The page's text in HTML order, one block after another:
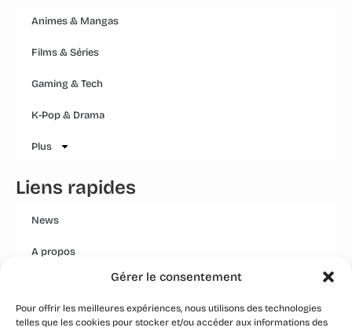
Gérer le consentement
Pour offrir les meilleures expériences, nous utilisons des technologies
telles que les cookies pour stocker et/ou accéder aux informations des
Animes & Mangas
Films & Séries
Gaming & Tech
K-Pop & Drama
Plus
Liens rapides
News
A propos
Mentions légales
Conditions générales